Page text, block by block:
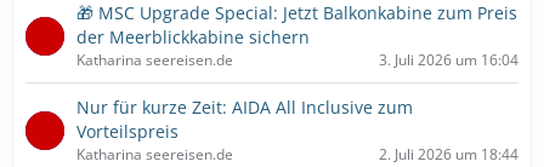
🎁 MSC Upgrade Special: Jetzt Balkonkabine zum Preis
der Meerblickkabine sichern
Katharina seereisen.de 3. Juli 2026 um 16:04
Nur für kurze Zeit: AIDA All Inclusive zum
Vorteilspreis
Katharina seereisen.de 2. Juli 2026 um 18:44